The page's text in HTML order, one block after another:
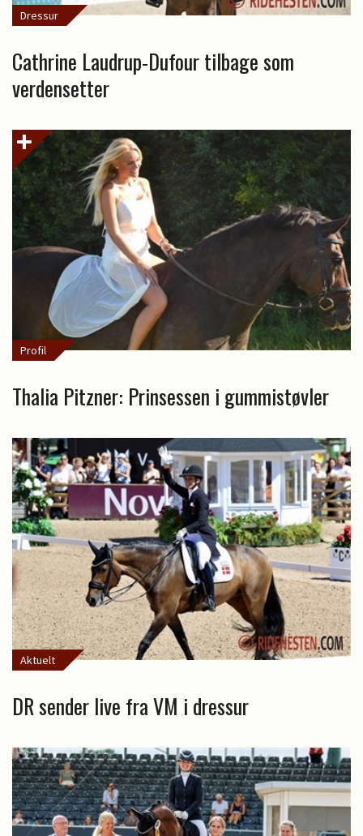
Dressur
Cathrine Laudrup-Dufour tilbage som
verdensetter
Profil
Thalia Pitzner: Prinsessen i gummistøvler
Aktuelt
DR sender live fra VM i dressur